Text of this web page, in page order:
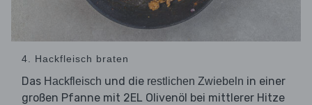
4. Hackfleisch braten
Das Hackfleisch und die restlichen Zwiebeln in einer
großen Pfanne mit 2EL Olivenöl bei mittlerer Hitze